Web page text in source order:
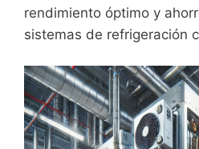
rendimiento óptimo y
sistemas de refrigeración